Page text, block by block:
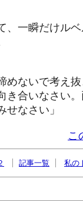
一瞬だけル
ないで考え抜
き合いなさい
なさい」
こ
記事一覧 私の